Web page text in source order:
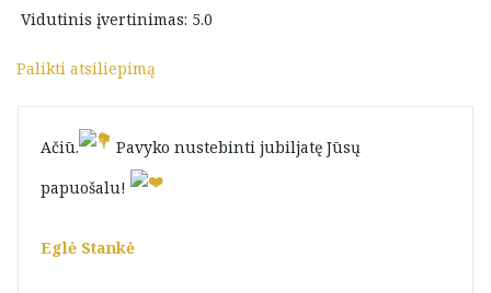
Vidutinis įvertinimas: 5.0
Palikti atsiliepimą
Ačiū.
Pavyko nustebinti jubiljatę Jūsų
papuošalu!
Eglė Stankė